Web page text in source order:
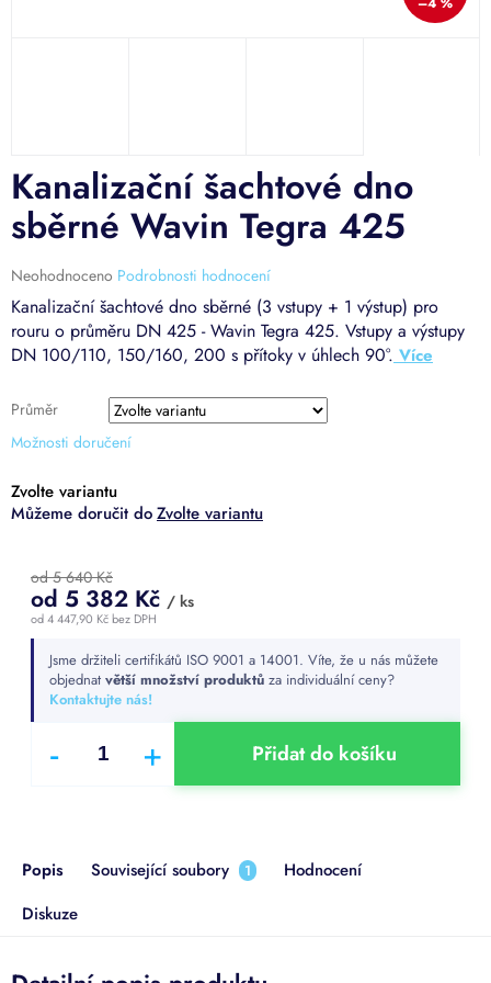
Průměr
Možnosti doručení
Kanalizační šachtové dno sběrné (3 vstupy + 1 výstup) pro
rouru o průměru DN 425 - Wavin Tegra 425. Vstupy a výstupy
DN 100/110, 150/160, 200 s přítoky v úhlech 90°.
Kanalizační šachtové dno
sběrné Wavin Tegra 425
Průměrné
hodnocení
produktu
je
0,0
5
hvězdiček.
Neohodnoceno Podrobnosti hodnocení
Zvolte variantu
Zvolte variantu
od 5 640 Kč
od 5 382 Kč / ks
od4 447,90 Kčbez DPH
cena:Jsme držiteli certifikátů ISO 9001 a 14001. Víte, že u nás můžete
objednat větší množství produktů za individuální ceny?
Kontaktujte nás!
Přidat do košíku
Popis Související soubory 1
Hodnocení
Diskuze